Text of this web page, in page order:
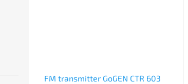
FM transmitter GoGEN CTR 603